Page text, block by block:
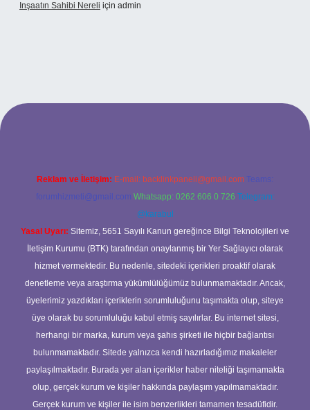
Inşaatın Sahibi Nereli için admin
www.hiltonbetx.org/
Reklam ve İletişim: E-mail: backlinkpaneli@gmail.com Teams:
forumhizmeti@gmail.com Whatsapp: 0262 606 0 726 Telegram:
@karabul
Yasal Uyarı: Sitemiz, 5651 Sayılı Kanun gereğince Bilgi Teknolojileri ve
İletişim Kurumu (BTK) tarafından onaylanmış bir Yer Sağlayıcı olarak
hizmet vermektedir. Bu nedenle, sitedeki içerikleri proaktif olarak
denetleme veya araştırma yükümlülüğümüz bulunmamaktadır. Ancak,
üyelerimiz yazdıkları içeriklerin sorumluluğunu taşımakta olup, siteye
üye olarak bu sorumluluğu kabul etmiş sayılırlar. Bu internet sitesi,
herhangi bir marka, kurum veya şahıs şirketi ile hiçbir bağlantısı
bulunmamaktadır. Sitede yalnızca kendi hazırladığımız makaleler
paylaşılmaktadır. Burada yer alan içerikler haber niteliği taşımamakta
olup, gerçek kurum ve kişiler hakkında paylaşım yapılmamaktadır.
Gerçek kurum ve kişiler ile isim benzerlikleri tamamen tesadüfidir.